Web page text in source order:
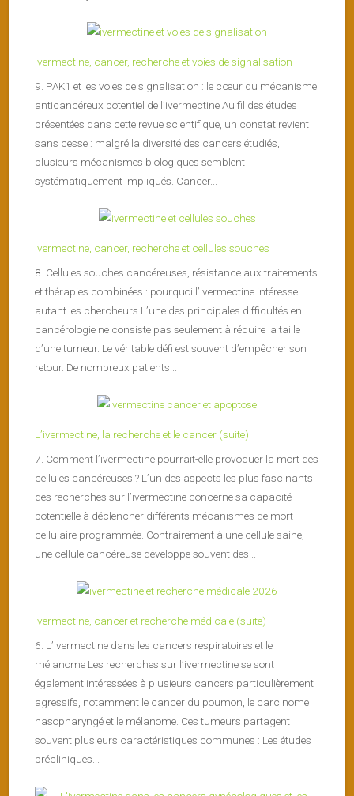
Ivermectine, cancer, recherche et voies de signalisation
9. PAK1 et les voies de signalisation : le cœur du mécanisme
anticancéreux potentiel de l’ivermectine Au fil des études
présentées dans cette revue scientifique, un constat revient
sans cesse : malgré la diversité des cancers étudiés,
plusieurs mécanismes biologiques semblent
systématiquement impliqués. Cancer...
Ivermectine, cancer, recherche et cellules souches
8. Cellules souches cancéreuses, résistance aux traitements
et thérapies combinées : pourquoi l’ivermectine intéresse
autant les chercheurs L’une des principales difficultés en
cancérologie ne consiste pas seulement à réduire la taille
d’une tumeur. Le véritable défi est souvent d’empêcher son
retour. De nombreux patients...
L’ivermectine, la recherche et le cancer (suite)
7. Comment l’ivermectine pourrait-elle provoquer la mort des
cellules cancéreuses ? L’un des aspects les plus fascinants
des recherches sur l’ivermectine concerne sa capacité
potentielle à déclencher différents mécanismes de mort
cellulaire programmée. Contrairement à une cellule saine,
une cellule cancéreuse développe souvent des...
Ivermectine, cancer et recherche médicale (suite)
6. L’ivermectine dans les cancers respiratoires et le
mélanome Les recherches sur l’ivermectine se sont
également intéressées à plusieurs cancers particulièrement
agressifs, notamment le cancer du poumon, le carcinome
nasopharyngé et le mélanome. Ces tumeurs partagent
souvent plusieurs caractéristiques communes : Les études
précliniques...